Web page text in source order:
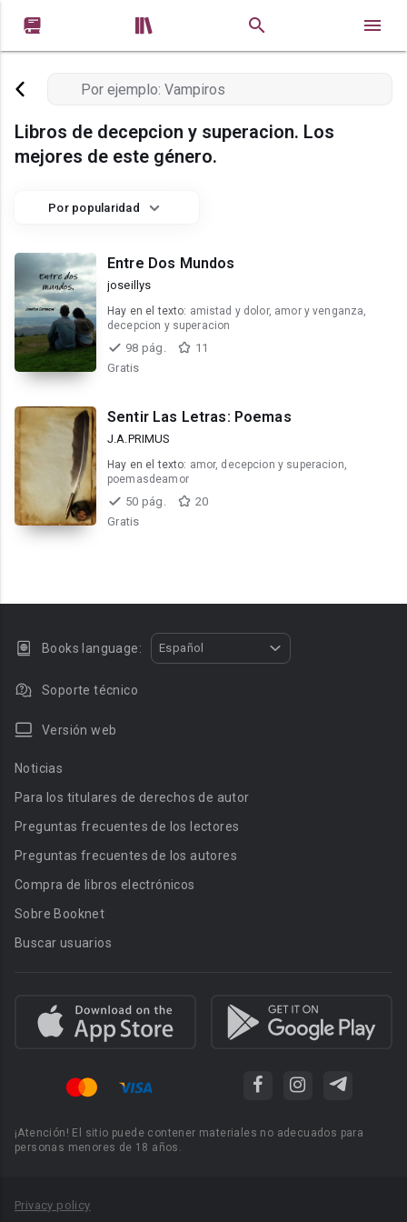
 
Libros de decepcion y superacion. Los
mejores de este género.
Por popularidad
Entre Dos Mundos
joseillys
Hay en el texto: amistad y dolor, amor y venganza,
decepcion y superacion
98 pág.
11
Gratis
Sentir Las Letras: Poemas
J.A.PRIMUS
Hay en el texto: amor, decepcion y superacion,
poemasdeamor
50 pág.
20
Gratis
Books language: Español
Soporte técnico
Versión web
Noticias
Para los titulares de derechos de autor
Preguntas frecuentes de los lectores
Preguntas frecuentes de los autores
Compra de libros electrónicos
Sobre Booknet
Buscar usuarios
¡Atención! El sitio puede contener materiales no adecuados para
personas menores de 18 años.
Privacy policy